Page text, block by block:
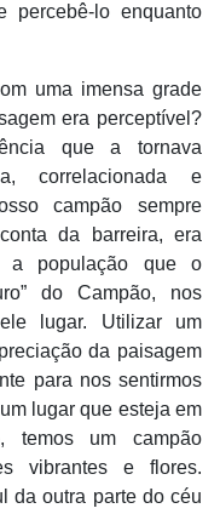
percebê-lo enquanto
uma imensa grade
era perceptível?
que a tornava
correlacionada e
campão sempre
da barreira, era
a população que o
do Campão, nos
lugar. Utilizar um
da paisagem
para nos sentirmos
lugar que esteja em
temos um campão
vibrantes e flores.
da outra parte do céu